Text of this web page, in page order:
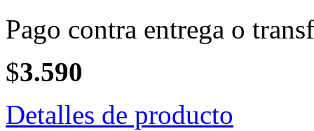
Pago contra entrega o
$3.590
Detalles de producto